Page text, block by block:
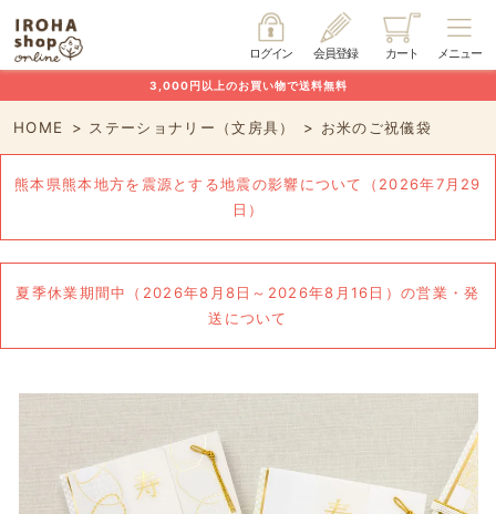
メニュー
カート
会員登録
ログイン
3,000円以上のお買い物で送料無料
HOME ステーショナリー（文房具） お米のご祝儀袋
熊本県熊本地方を震源とする地震の影響について（2026年7月29
日）
夏季休業期間中（2026年8月8日～2026年8月16日）の営業・発
送について